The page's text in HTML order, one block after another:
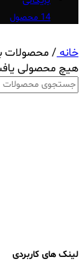
14 محصول
خانه/ محصولات
هیچ محصولی
لینک های کاربردی